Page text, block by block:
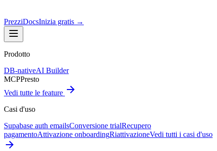
PrezziDocsInizia gratis →
Prodotto
DB-nativeAI Builder
MCPPresto
Vedi tutte le feature
Casi d'uso
Supabase auth emailsConversione trialRecupero
pagamentoAttivazione onboardingRiattivazioneVedi tutti i casi d'uso